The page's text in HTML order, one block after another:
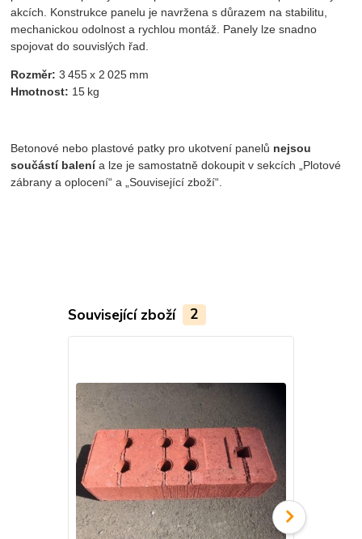
akcích. Konstrukce panelu je navržena s důrazem na stabilitu,
mechanickou odolnost a rychlou montáž. Panely lze snadno
spojovat do souvislých řad.
Rozměr: 3 455 x 2 025 mm
Hmotnost: 15 kg
Betonové nebo plastové patky pro ukotvení panelů nejsou
součástí balenía lze je samostatně dokoupit v sekcích „Plotové
zábrany a oplocení“ a „Související zboží“.
Související zboží 2